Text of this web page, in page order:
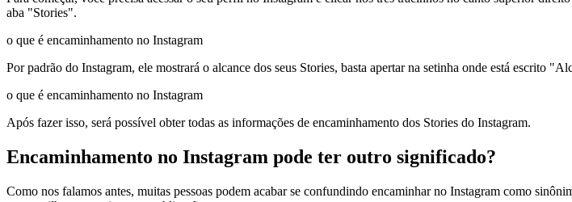
aba "Stories".
o que é encaminhamento no Instagram
Por padrão do Instagram, ele mostrará o alcance dos seus Stories, basta apertar na setinha onde está escrito
o que é encaminhamento no Instagram
Após fazer isso, será possível obter todas as informações de encaminhamento dos Stories do Instagram.
Encaminhamento no Instagram pode ter outro significado?
Como nos falamos antes, muitas pessoas podem acabar se confundindo encaminhar no Instagram como